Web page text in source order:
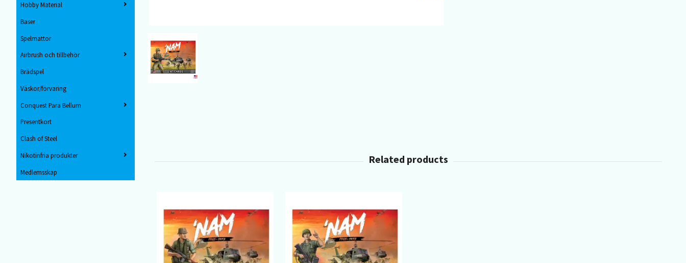
Hobby Material
Baser
Spelmattor
Airbrush och tillbehör
Brädspel
Väskor/förvaring
Conquest Para Bellum
Presentkort
Clash of Steel
Nikotinfria produkter
Medlemsskap